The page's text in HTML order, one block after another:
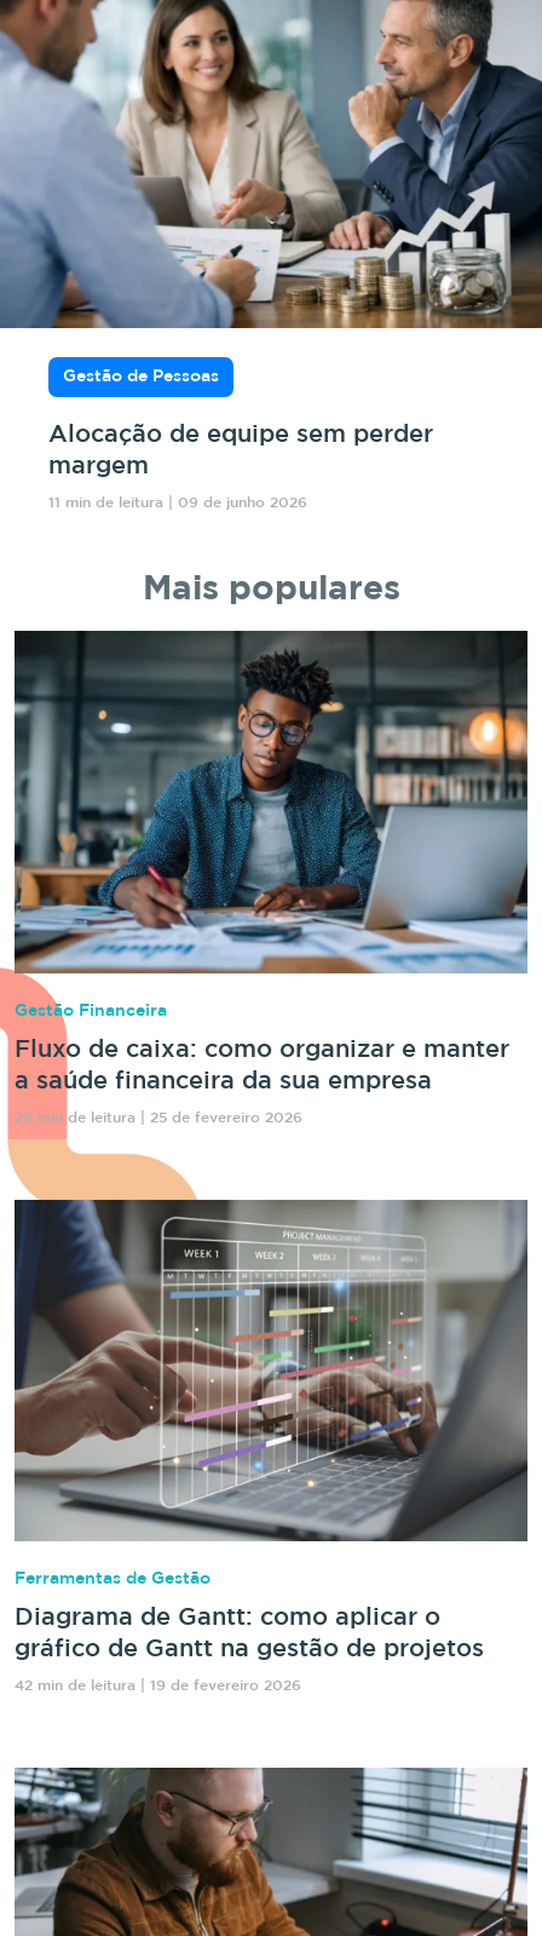
Gestão de Pessoas
Alocação de equipe sem perder
margem
11 min de leitura | 09 de junho 2026
Mais populares
Gestão Financeira
Fluxo de caixa: como organizar e manter
a saúde financeira da sua empresa
29 min de leitura | 25 de fevereiro 2026
Ferramentas de Gestão
Diagrama de Gantt: como aplicar o
gráfico de Gantt na gestão de projetos
42 min de leitura | 19 de fevereiro 2026